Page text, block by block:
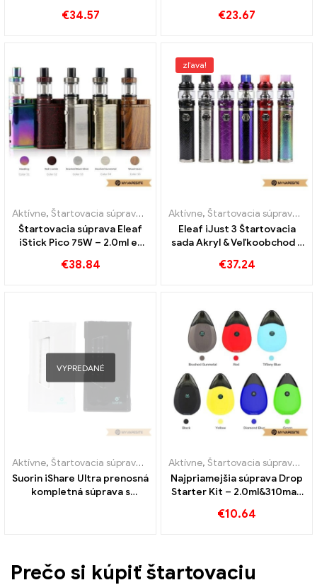
€34.57
vlastného výberu
€23.67
Aktívne, Štartovacia súprava e-cigariet
Štartovacia súprava Eleaf
iStick Pico 75W – 2.0ml e-
Vlastné
€38.84
zľava!
Aktívne, Štartovacia súprava e-cigariet
Eleaf iJust 3 Štartovacia
sada Akryl & Veľkoobchod s
丨 Vlastné
€37.24
VYPREDANÉ
Aktívne, Štartovacia súprava e-cigariet ,Výparník
Suorin iShare Ultra prenosná
kompletná súprava s
Aktívne, Štartovacia súprava e-cigariet
Najpriamejšia súprava Drop
Starter Kit – 2.0ml&310mah
Vlastné
€10.64
Prečo si kúpiť štartovaciu